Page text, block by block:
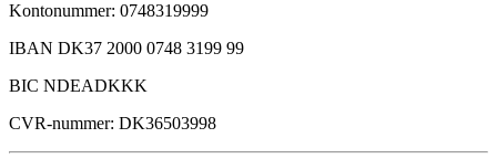
Kontonummer: 0748319999
IBAN DK37 2000 0748 3199 99
BIC NDEADKKK
CVR-nummer: DK36503998